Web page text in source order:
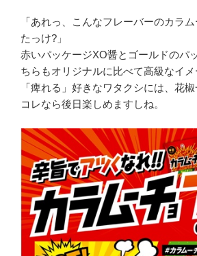
「あれっ、こんなフレーバーのカラ
たっけ?」
赤いパッケージXO醤とゴールドのパ
ちらもオリジナルに比べて高級なイメ
「痺れる」好きなワタクシには、花椒
コレなら後日楽しめますしね。